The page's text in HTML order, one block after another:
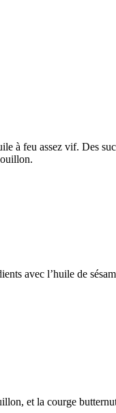
à feu assez vif. Des
avec l’huile de
et la courge